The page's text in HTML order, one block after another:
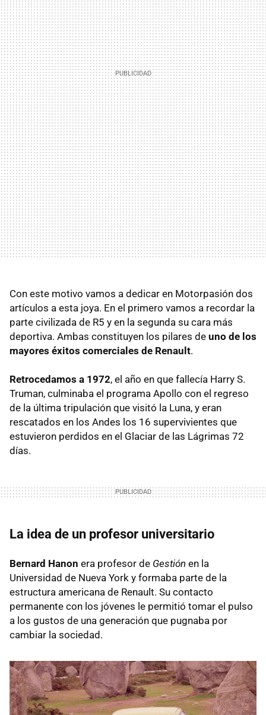
Con este motivo vamos a dedicar en Motorpasión dos
artículos a esta joya. En el primero vamos a recordar la
parte civilizada de R5 y en la segunda su cara más
deportiva. Ambas constituyen los pilares de uno de los
mayores éxitos comerciales de Renault.
Retrocedamos a 1972, el año en que fallecía Harry S.
Truman, culminaba el programa Apollo con el regreso
de la última tripulación que visitó la Luna, y eran
rescatados en los Andes los 16 supervivientes que
estuvieron perdidos en el Glaciar de las Lágrimas 72
días.
La idea de un profesor universitario
Bernard Hanon era profesor de Gestión en la
Universidad de Nueva York y formaba parte de la
estructura americana de Renault. Su contacto
permanente con los jóvenes le permitió tomar el pulso
a los gustos de una generación que pugnaba por
cambiar la sociedad.